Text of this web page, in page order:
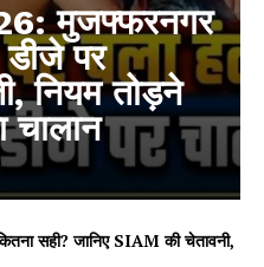
मुजफ्फरनगर
पर
नियम तोड़ने
चालान
सही? जानिए SIAM की चेतावनी,